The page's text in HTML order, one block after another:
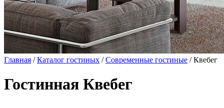
Главная /Каталог гостиных /Современные гостиные / Квебег
Гостинная Квебег